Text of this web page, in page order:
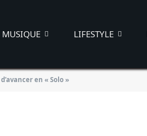
MUSIQUE LIFESTYLE
en « Solo »